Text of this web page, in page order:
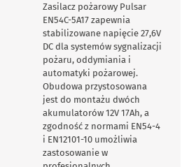
Zasilacz pożarowy Pulsar
EN54C-5A17 zapewnia
stabilizowane napięcie 27,6V
DC dla systemów sygnalizacji
pożaru, oddymiania i
automatyki pożarowej.
Obudowa przystosowana
jest do montażu dwóch
akumulatorów 12V 17Ah, a
zgodność z normami EN54-4
i EN12101-10 umożliwia
zastosowanie w